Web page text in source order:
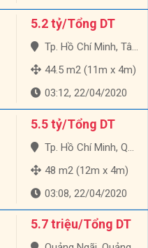
5.2 tỷ/Tổng DT
Tp. Hồ Chí Minh, Tân Phú
44.5 m2 (11m x 4m)
03:12, 22/04/2020
5.5 tỷ/Tổng DT
Tp. Hồ Chí Minh, Quận Gò Vấp
48 m2 (12m x 4m)
03:08, 22/04/2020
5.7 triệu/Tổng DT